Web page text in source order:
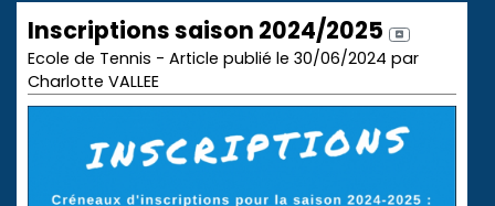
Inscriptions saison 2024/2025
Ecole de Tennis - Article publié le 30/06/2024 par
Charlotte VALLEE